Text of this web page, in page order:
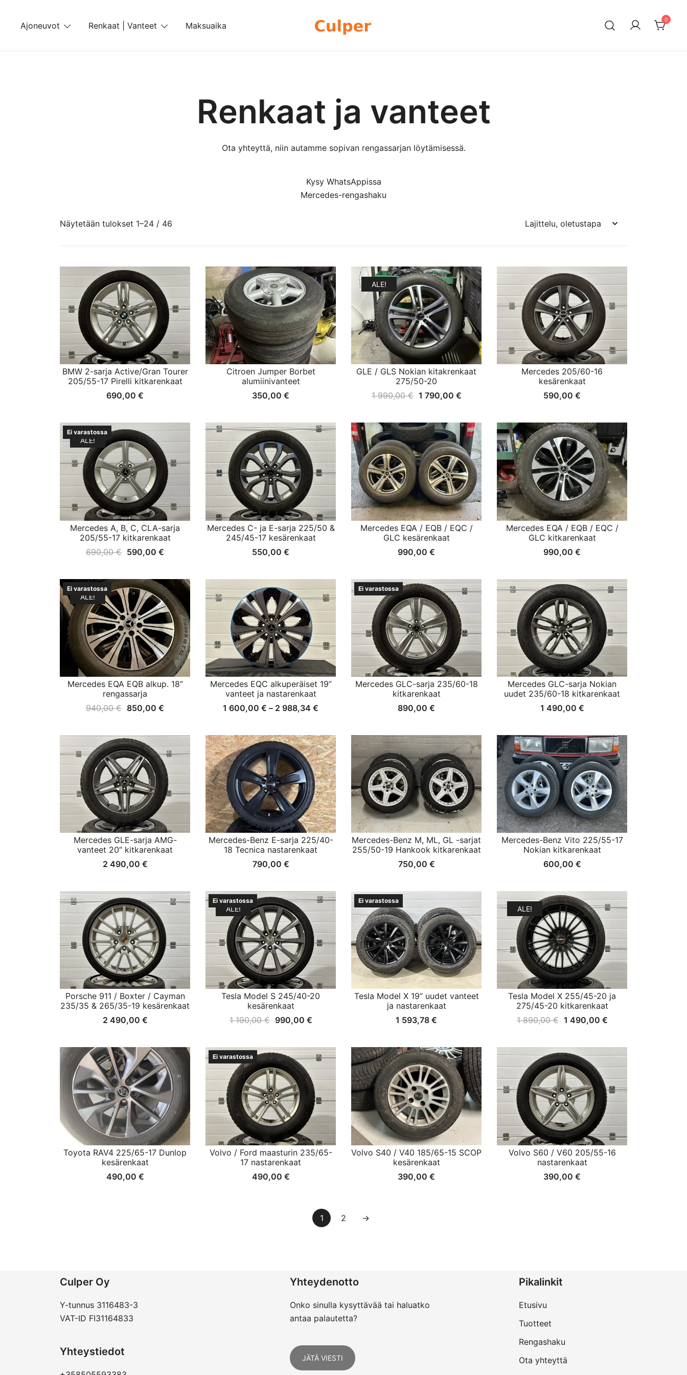
content
Ajoneuvot Renkaat | Vanteet Maksuaika
0
Renkaat ja vanteet
Ota yhteyttä, niin autamme sopivan rengassarjan löytämisessä.
Kysy WhatsAppissa
Mercedes-rengashaku
Näytetään tulokset 1–24 / 46
BMW 2-sarja Active/Gran Tourer
205/55-17 Pirelli kitkarenkaat
690,00 €
Citroen Jumper Borbet
alumiinivanteet
350,00 €
ALE!
GLE / GLS Nokian kitakrenkaat
275/50-20
1 990,00€ Alkuperäinen
oli:
1
990,00 €.
1 790,00 €Nykyinen
on:
1
790,00 €.
Mercedes 205/60-16
kesärenkaat
590,00 €
Ei varastossa
ALE!
Mercedes A, B, C, CLA-sarja
205/55-17 kitkarenkaat
690,00€ Alkuperäinen
oli:
690,00 €.
590,00 €
on:
590,00 €.
Mercedes C- ja E-sarja 225/50 &
245/45-17 kesärenkaat
550,00 €
Mercedes EQA / EQB / EQC /
GLC kesärenkaat
990,00 €
Mercedes EQA / EQB / EQC /
GLC kitkarenkaat
990,00 €
Ei varastossa
ALE!
Mercedes EQA EQB alkup. 18”
rengassarja
940,00€ Alkuperäinen
oli:
940,00 €.
850,00 €
on:
850,00 €.
Mercedes EQC alkuperäiset 19”
vanteet ja nastarenkaat
1 600,00 € – 2 988,34 €
600,00 €
-
2
988,34 €
Ei varastossa
Mercedes GLC-sarja 235/60-18
kitkarenkaat
890,00 €
Mercedes GLC-sarja Nokian
uudet 235/60-18 kitkarenkaat
1 490,00 €
Mercedes GLE-sarja AMG-
vanteet 20″ kitkarenkaat
2 490,00 €
Mercedes-Benz E-sarja 225/40-
18 Tecnica nastarenkaat
790,00 €
Mercedes-Benz M, ML, GL -sarjat
255/50-19 Hankook kitkarenkaat
750,00 €
Mercedes-Benz Vito 225/55-17
Nokian kitkarenkaat
600,00 €
Porsche 911 / Boxter / Cayman
235/35 & 265/35-19 kesärenkaat
2 490,00 €
Ei varastossa
ALE!
Tesla Model S 245/40-20
kesärenkaat
1 190,00€ Alkuperäinen
oli:
1
190,00 €.
990,00 €Nykyinen
on:
990,00 €.
Ei varastossa
Tesla Model X 19” uudet vanteet
ja nastarenkaat
1 593,78 €
ALE!
Tesla Model X 255/45-20 ja
275/45-20 kitkarenkaat
1 890,00€ Alkuperäinen
oli:
1
890,00 €.
1 490,00 €Nykyinen
on:
1
Toyota RAV4 225/65-17 Dunlop
kesärenkaat
490,00 €
Ei varastossa
Volvo / Ford maasturin 235/65-
17 nastarenkaat
490,00 €
Volvo S40 / V40 185/65-15 SCOP
kesärenkaat
390,00 €
Volvo S60 / V60 205/55-16
nastarenkaat
390,00 €
1 2 →
Culper Oy
Y-tunnus 3116483-3
VAT-ID FI31164833
Yhteystiedot
Yhteydenotto
Onko sinulla kysyttävää tai haluatko
antaa palautetta?
JÄTÄ VIESTI
Pikalinkit
Etusivu
Tuotteet
Rengashaku
Ota yhteyttä